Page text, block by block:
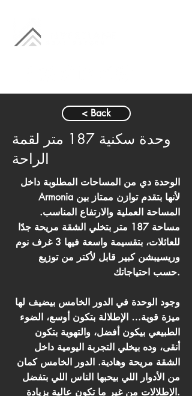
< Back
وحدة سكنية 187 متر لقمة
الراحة
الوحدة دي من المساحات المطلوبة داخل
Armonia لأنها بتقدم توازن ممتاز بين
المساحة العملية والارتفاع المناسب.
مساحة 187 متر بتخلي الشقة مريحة جدًا
للعائلات، بتقسيمة واسعة فيها 3 غرف نوم
وريسيبشن كبير قابل لأكتر من توزيع
حسب احتياجاتك.
وجود الوحدة في الدور الخامس بيضيف لها
ميزة قوية… الإطلالة بتكون أوسع، الضوء
الطبيعي بيكون أفضل، والتهوية بتكون
أنقى، وده بيخلي التجربة اليومية داخل
الشقة مريحة وهادية. الدور الخامس كمان
من الأدوار اللي بيحبها الناس اللي بتفضل
الإطلالات من غير ما تكون عالية بزيادة.